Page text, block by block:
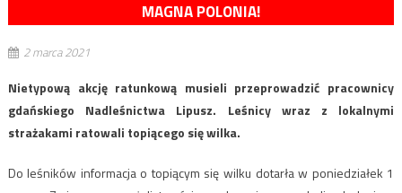
MAGNA POLONIA!
2 marca 2021
Nietypową akcję ratunkową musieli przeprowadzić pracownicy
gdańskiego Nadleśnictwa Lipusz. Leśnicy wraz z lokalnymi
strażakami ratowali topiącego się wilka.
Do leśników informacja o topiącym się wilku dotarła w poniedziałek 1